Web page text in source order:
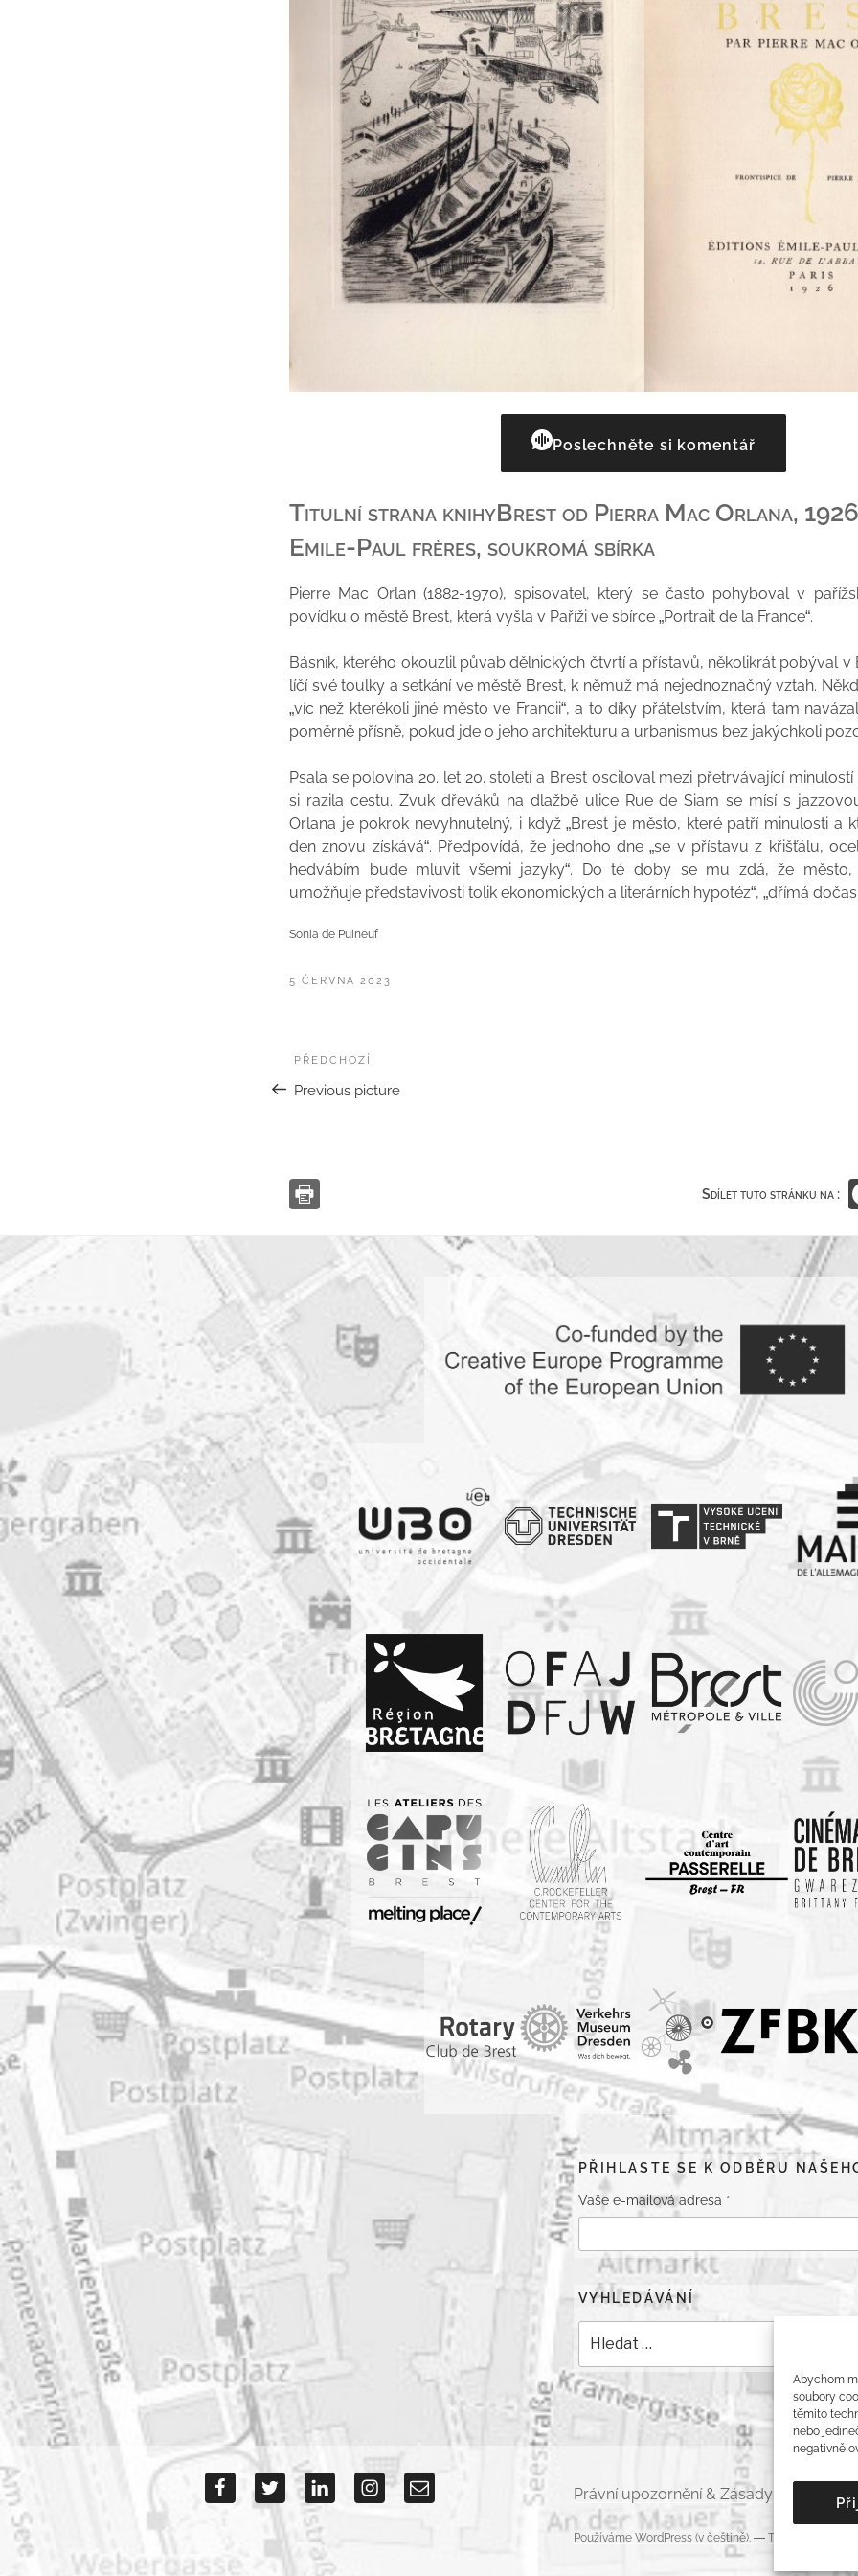
Abychom
soubory
těmito
nebo
negativně
Poslechněte si komentář
Titulní strana knihyBrest od Pierra Mac Orlana,
Emile-Paul frères, soukromá sbírka
Pierre Mac Orlan (1882-1970), spisovatel, který se často pohyboval v
povídku o městě Brest, která vyšla v Paříži ve sbírce „Portrait de la France“.
Básník, kterého okouzlil půvab dělnických čtvrtí a přístavů, několikrát pobýval v
líčí své toulky a setkání ve městě Brest, k němuž má nejednoznačný vztah.
„víc než kterékoli jiné město ve Francii“, a to díky přátelstvím, která tam
poměrně přísně, pokud jde o jeho architekturu a urbanismus bez jakýchkoli
Psala se polovina 20. let 20. století a Brest osciloval mezi přetrvávající
si razila cestu. Zvuk dřeváků na dlažbě ulice Rue de Siam se mísí s
Orlana je pokrok nevyhnutelný, i když „Brest je město, které patří minulosti a
den znovu získává“. Předpovídá, že jednoho dne „se v přístavu z křišťálu,
hedvábím bude mluvit všemi jazyky“. Do té doby se mu zdá, že město,
umožňuje představivosti tolik ekonomických a literárních hypotéz“, „dřímá
Sonia de Puineuf
PUBLIKOVÁNO
5 ČERVNA 2023
Navigace
pro
Předchozí
PŘEDCHOZÍ
Previous picture
Sdílet tuto stránku na :
PŘIHLASTE SE K ODBĚRU
Vaše e-mailová adresa *
VYHLEDÁVÁNÍ
Res
Urbanae
Facebook
Res
Urbanae
na
Twitter
Res
Urbanae
na
LinkedIn
Res
Urbanae
Kontaktujte
tým
Právní upozornění & Zásady ochrany
Používáme WordPress (v češtině). — Theme by